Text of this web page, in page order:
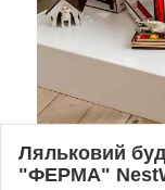
Ляльковий
"ФЕРМА"